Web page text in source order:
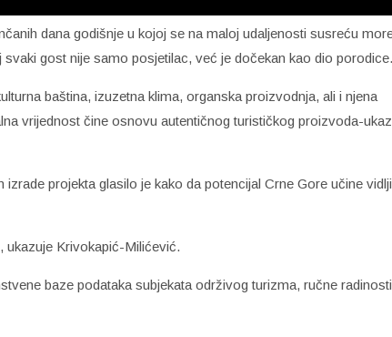
dana godišnje u kojoj se na maloj udaljenosti susreću
svaki gost nije samo posjetilac, već je dočekan kao dio porodice.
baština, izuzetna klima, organska proizvodnja, ali i njena
vrijednost čine osnovu autentičnog turističkog proizvoda-
izrade projekta glasilo je kako da potencijal Crne Gore učine
Krivokapić-Milićević.
baze podataka subjekata održivog turizma, ručne